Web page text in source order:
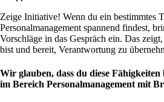
Zeige Initiative! Wenn du ein bestimmtes
Personalmanagement spannend findest,
Vorschläge in das Gespräch ein. Das
bist und bereit, Verantwortung zu
Wir glauben, dass du diese
im Bereich Personalmanagement mit